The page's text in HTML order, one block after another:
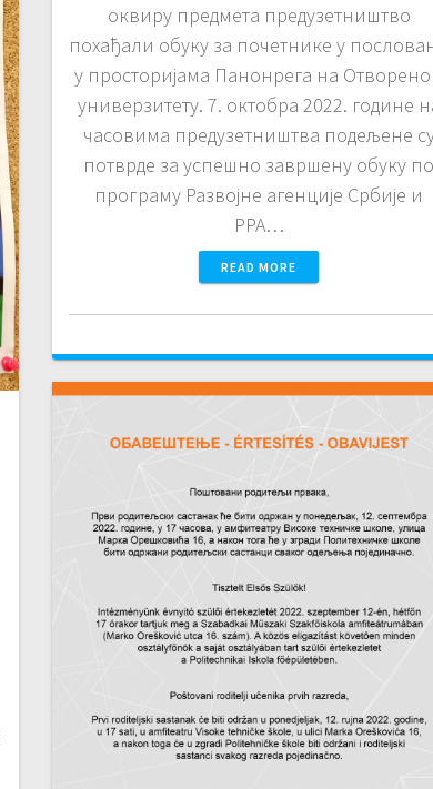
оквиру предмета предузетништво
похађали обуку за почетнике у
у просторијама Панонрега на
универзитету. 7. октобра 2022. године
часовима предузетништва подељене
потврде за успешно завршену обуку по
програму Развојне агенције Србије и
РРА…
READ MORE